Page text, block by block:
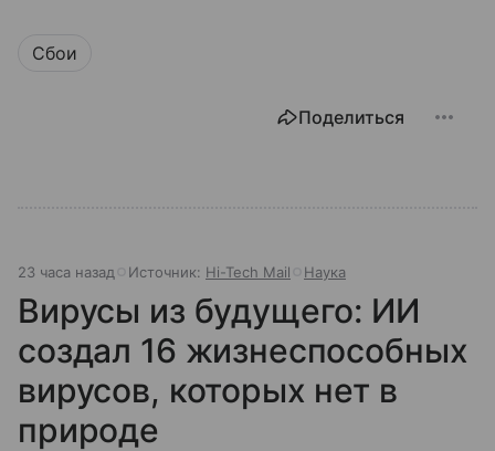
Сбои
Поделиться
23 часа назад Источник: Hi-Tech Mail Наука
Вирусы из будущего: ИИ
создал 16 жизнеспособных
вирусов, которых нет в
природе